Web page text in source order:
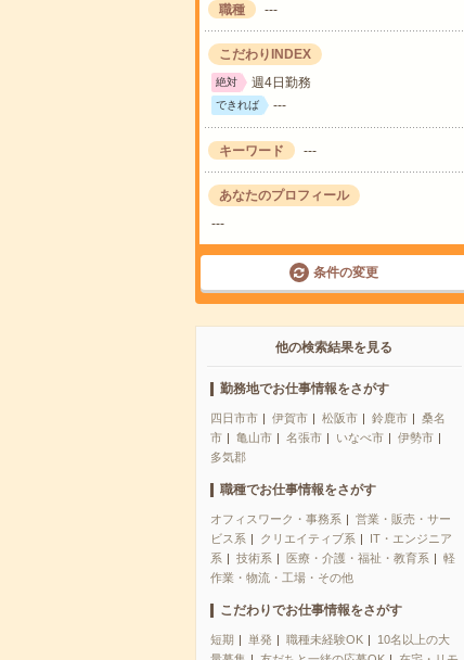
職種 ---
こだわりINDEX
絶対 週4日勤務
できれば ---
キーワード ---
あなたのプロフィール
---
条件の変更
他の検索結果を見る
勤務地でお仕事情報をさがす
四日市市 伊賀市 松阪市 鈴鹿市
桑名
市
亀山市 名張市 いなべ市
伊勢市
多気郡
職種でお仕事情報をさがす
オフィスワーク・事務系
営業・販売・サー
ビス系
クリエイティブ系
IT・エンジニア
系
技術系 医療・介護・福祉・教育系
軽
作業・物流・工場・その他
こだわりでお仕事情報をさがす
短期 単発 職種未経験OK
10名以上の大